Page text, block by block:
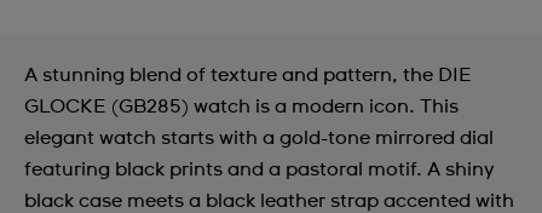
A stunning blend of texture and pattern, the DIE
GLOCKE (GB285) watch is a modern icon. This
elegant watch starts with a gold-tone mirrored dial
featuring black prints and a pastoral motif. A shiny
black case meets a black leather strap accented with